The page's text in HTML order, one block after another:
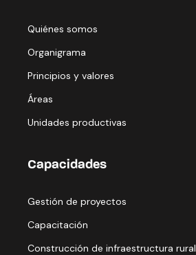
Quiénes somos
Organigrama
Principios y valores
Áreas
Unidades productivas
Capacidades
Gestión de proyectos
Capacitación
Construcción de infraestructura rural